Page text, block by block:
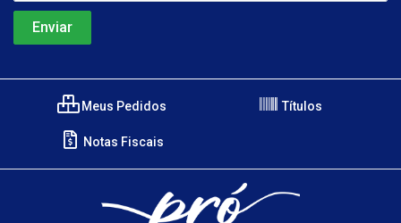
Meus Pedidos Títulos
Notas Fiscais